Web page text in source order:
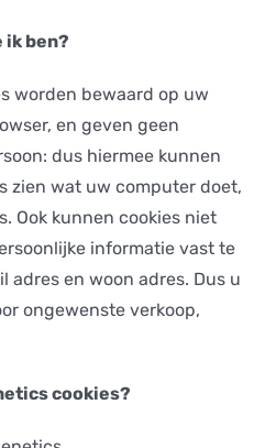
ik ben?
worden bewaard op uw
en geven geen
dus hiermee kunnen
zien wat uw computer doet,
Ook kunnen cookies niet
informatie vast te
adres en woon adres. Dus u
ongewenste verkoop,
cookies?